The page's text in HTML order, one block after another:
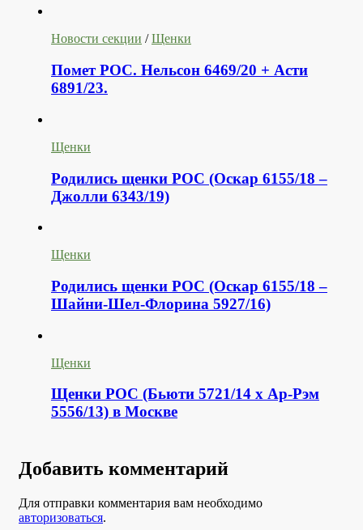
Новости секции /Щенки
Помет РОС. Нельсон 6469/20 + Асти
6891/23.
Щенки
Родились щенки РОС (Оскар 6155/18 –
Джолли 6343/19)
Щенки
Родились щенки РОС (Оскар 6155/18 –
Шайни-Шел-Флорина 5927/16)
Щенки
Щенки РОС (Бьюти 5721/14 х Ар-Рэм
5556/13) в Москве
Добавить комментарий
Для отправки комментария вам необходимо
авторизоваться.